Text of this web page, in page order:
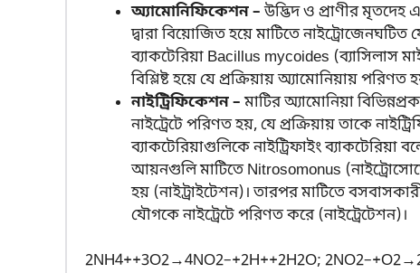
অ্যামোনিফিকেশন –উদ্ভিদ ও প্রাণীর মৃতদেহ
দ্বারা বিয়োজিত হয়ে মাটিতে
ব্যাকটেরিয়া Bacillus mycoides (ব্যাসিলাস
বিশ্লিষ্ট হয়ে যে প্রক্রিয়ায় অ্যামোনিয়ায়
নাইট্রিফিকেশন –মাটির অ্যামোনিয়া
নাইট্রেটে পরিণত হয়, যে প্রক্রিয়ায় তাকে
ব্যাকটেরিয়াগুলিকে নাইট্রিফাইং ব্যাকটেরিয়া
আয়নগুলি মাটিতে Nitrosomonus
হয় (নাইট্রাইটেশন)। তারপর মাটিতে
যৌগকে নাইট্রেটে পরিণত করে (নাইট্রেটেশন)।
2NH4++3O2→4NO2–+2H++2H2O; 2NO2–+O2→